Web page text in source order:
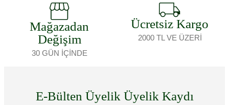
Mağazadan
Değişim
30 GÜN İÇİNDE
Ücretsiz Kargo
2000 TL VE ÜZERİ
E-Bülten Üyelik Üyelik Kaydı